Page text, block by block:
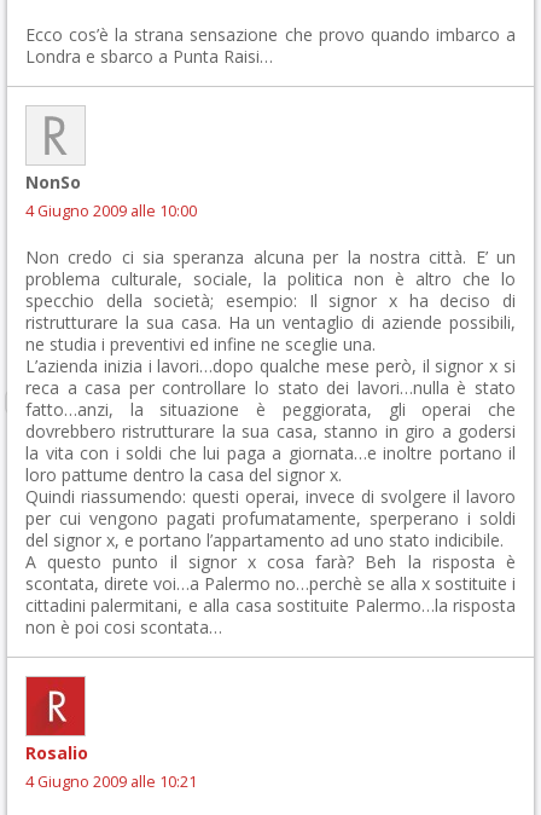
Ecco cos’è la strana sensazione che provo quando imbarco a
Londra e sbarco a Punta Raisi…
NonSo
4 Giugno 2009 alle 10:00
Non credo ci sia speranza alcuna per la nostra città. E’ un
problema culturale, sociale, la politica non è altro che lo
specchio della società; esempio: Il signor x ha deciso di
ristrutturare la sua casa. Ha un ventaglio di aziende possibili,
ne studia i preventivi ed infine ne sceglie una.
L’azienda inizia i lavori…dopo qualche mese però, il signor x si
reca a casa per controllare lo stato dei lavori…nulla è stato
fatto…anzi, la situazione è peggiorata, gli operai che
dovrebbero ristrutturare la sua casa, stanno in giro a godersi
la vita con i soldi che lui paga a giornata…e inoltre portano il
loro pattume dentro la casa del signor x.
Quindi riassumendo: questi operai, invece di svolgere il lavoro
per cui vengono pagati profumatamente, sperperano i soldi
del signor x, e portano l’appartamento ad uno stato indicibile.
A questo punto il signor x cosa farà? Beh la risposta è
scontata, direte voi…a Palermo no…perchè se alla x sostituite i
cittadini palermitani, e alla casa sostituite Palermo…la risposta
non è poi cosi scontata…
Rosalio
4 Giugno 2009 alle 10:21